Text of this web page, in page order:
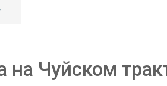
на Чуйском